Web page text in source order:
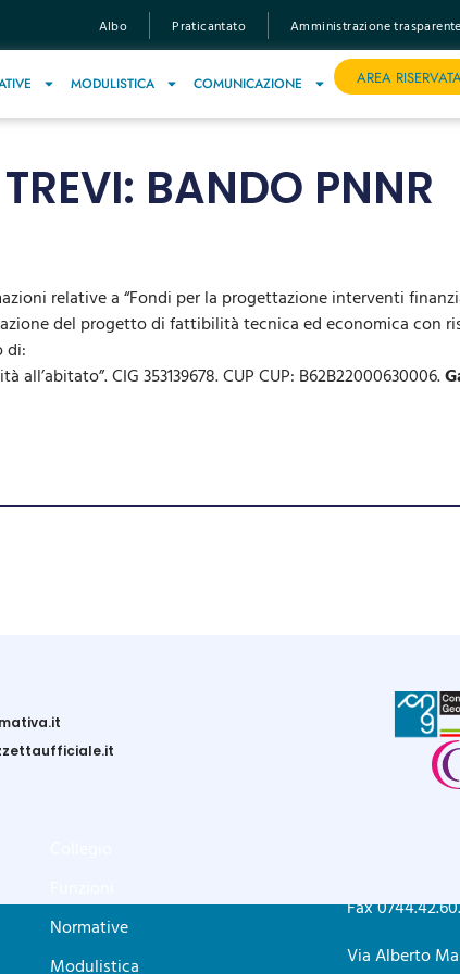
Albo Praticantato Amministrazione trasparente
MODULISTICA COMUNICAZIONE AREA
BANDO PNNR
relative a “Fondi per la progettazione interventi
del progetto di fattibilità tecnica ed economica con
di:
all’abitato”.CIG 353139678.CUP CUP: B62B22000630006.
Normative
Modulistica
Fax
Via Alberto